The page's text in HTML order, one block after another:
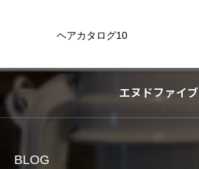
ヘアカタログ10
エヌドファイブ
BLOG